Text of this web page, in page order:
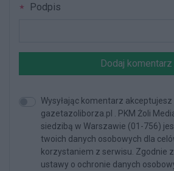
Podpis
Dodaj komentarz
Wysyłając komentarz
gazetazoliborza.pl . PKM Żoli
siedzibą w Warszawie (01-756)
twoich danych osobowych dla
korzystaniem z serwisu. Zgodnie
ustawy o ochronie danych